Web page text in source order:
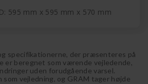
595 mm x 595 mm x 570 mm
specifikationerne, der præsenteres på
er beregnet som værende vejledende,
uden forudgående varsel.
som vejledning, og GRAM tager højde